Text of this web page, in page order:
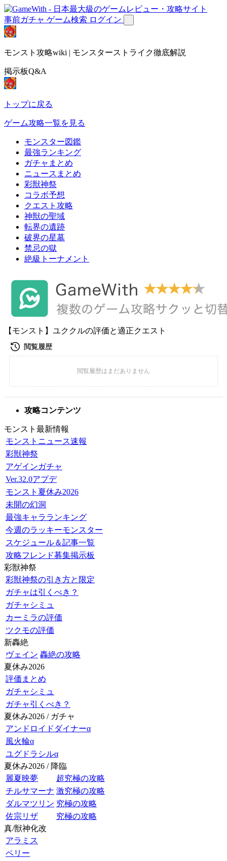
事前ガチャ ゲーム検索 ログイン
モンスト攻略wiki | モンスターストライク徹底解説
掲示板Q&A
トップに戻る
ゲーム攻略一覧を見る
モンスター図鑑
最強ランキング
ガチャまとめ
ニュースまとめ
彩獣神祭
コラボ予想
クエスト攻略
神獣の聖域
転界の遺跡
破界の星墓
禁忌の獄
絶級トーナメント
【モンスト】ユククルの評価と適正クエスト
攻略コンテンツ
モンスト最新情報
モンストニュース速報
彩獣神祭
アゲインガチャ
Ver.32.0アプデ
モンスト夏休み2026
未開の幻洞
最強キャラランキング
今週のラッキーモンスター
スケジュール＆記事一覧
攻略フレンド募集掲示板
彩獣神祭
彩獣神祭の引き方と限定
ガチャは引くべき？
ガチャシミュ
カーミラの評価
ツクモの評価
新轟絶
ヴェイン 轟絶の攻略
夏休み2026
評価まとめ
ガチャシミュ
ガチャ引くべき？
夏休み2026 / ガチャ
アンドロイドダイナーα
風火輪α
ユグドラシルα
夏休み2026 / 降臨
麗夏映夢
超究極の攻略
チルサマーナ 激究極の攻略
ダルマツリン 究極の攻略
佐宗リザ
究極の攻略
真/獣神化改
アラミス
ペリー